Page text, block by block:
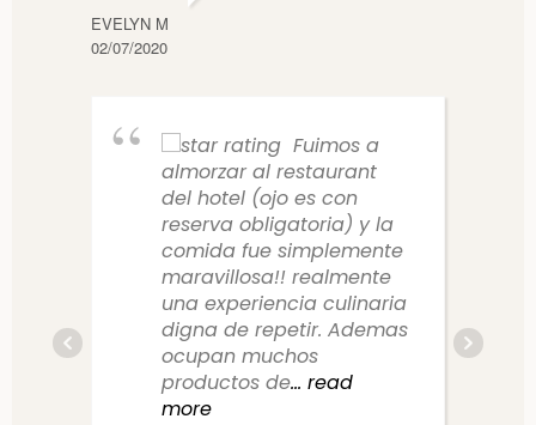
EVELYN M
02/07/2020
Fuimos a
almorzar al restaurant
del hotel (ojo es con
reserva obligatoria) y la
comida fue simplemente
maravillosa!! realmente
una experiencia culinaria
digna de repetir. Ademas
ocupan muchos
productos de... read
more